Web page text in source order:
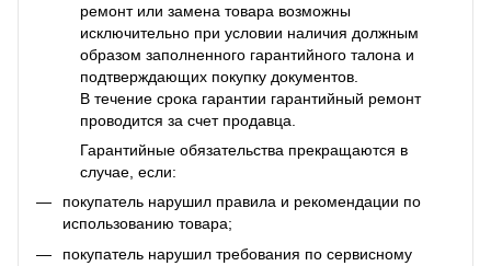
ремонт или замена товара возможны
исключительно при условии наличия должным
образом заполненного гарантийного талона и
подтверждающих покупку документов.
В течение срока гарантии гарантийный ремонт
проводится за счет продавца.
Гарантийные обязательства прекращаются в
случае, если:
покупатель нарушил правила и рекомендации по
использованию товара;
покупатель нарушил требования по сервисному